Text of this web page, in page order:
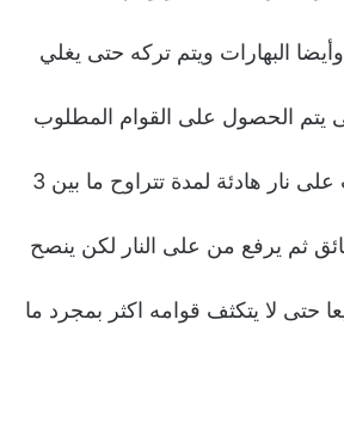
البهارات ويتم تركه حتى يغلي
يتم الحصول على القوام المطلوب
ويستمر التقليب على نار هادئة لمدة تتراوح ما بين 3
إلى 5 دقائق ثم يرفع من على النار لكن ينصح
حتى لا يتكثف قوامه اكثر بمجرد ما